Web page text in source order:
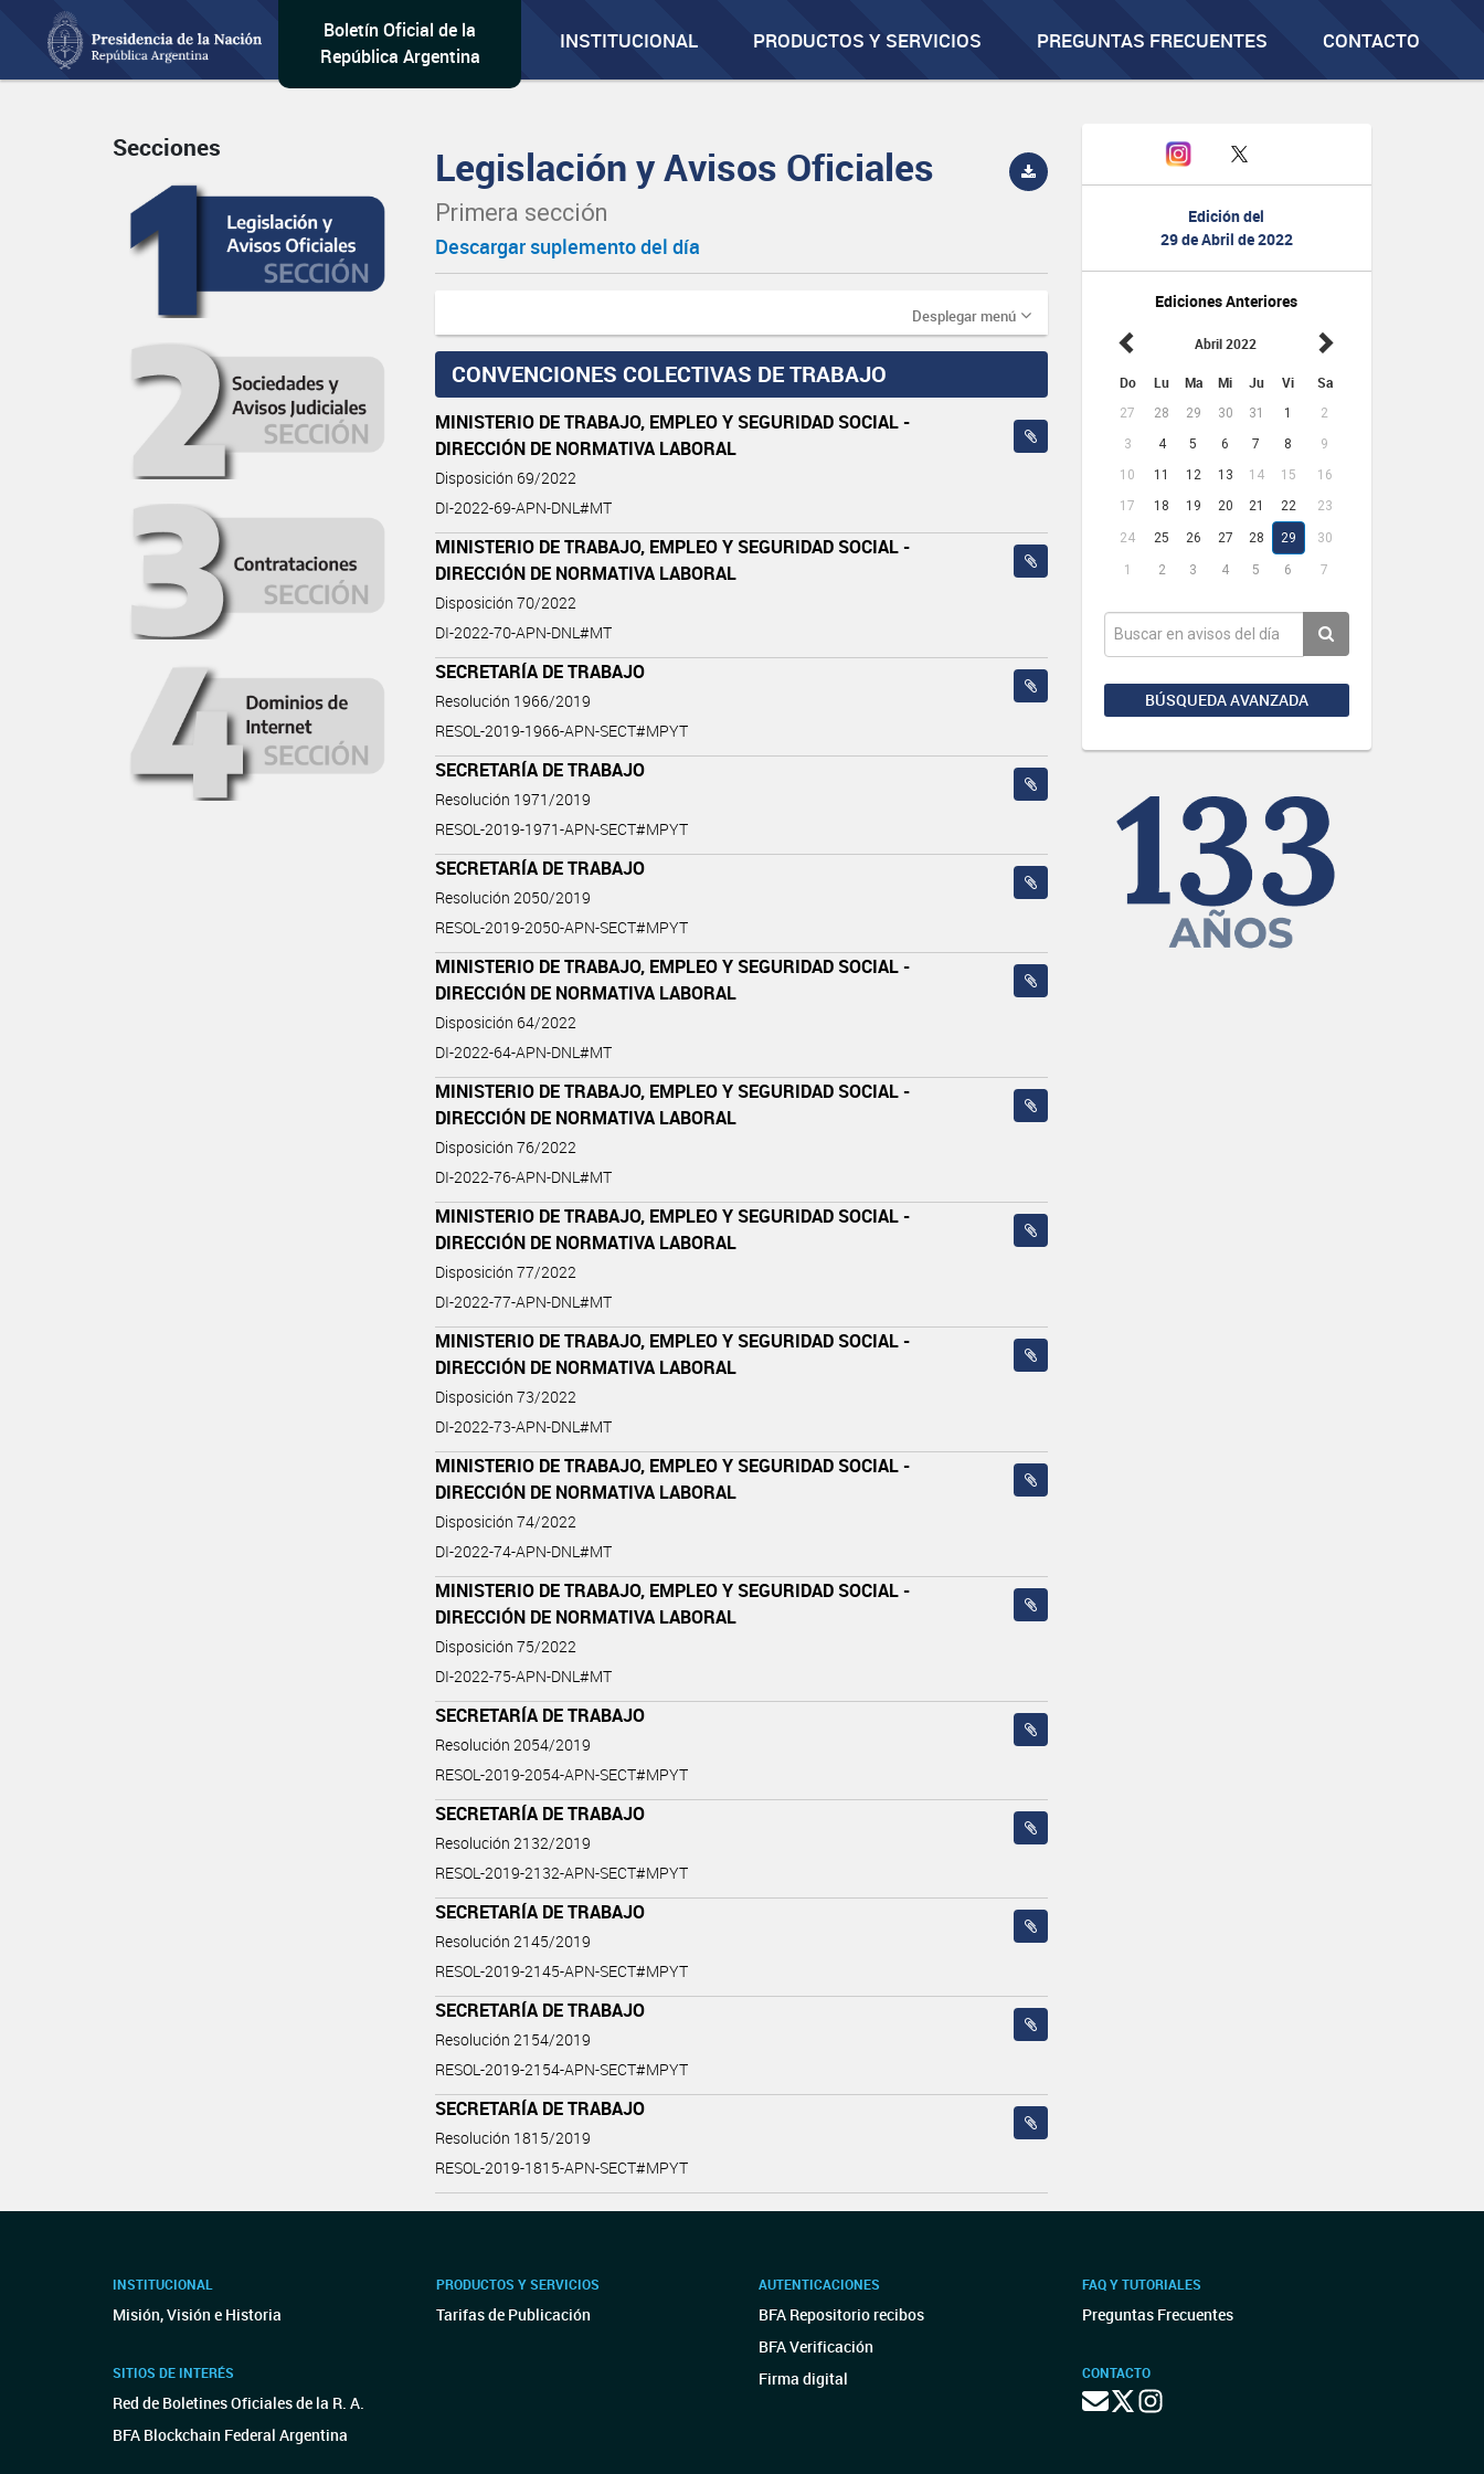
Boletín Oficial de la
República Argentina
INSTITUCIONAL PRODUCTOS Y SERVICIOS PREGUNTAS FRECUENTES CONTACTO
Edición del
29 de Abril de 2022
Ediciones Anteriores
Abril 2022
Do Lu Ma Mi Ju Vi Sa
27 28 29 30 31 1
2
3
4 5 6 7 8
9
10
11 12 13 14 15
16
17
18 19 20 21 22 23
24 25 26 27 28 29 30
1 2 3 4 5 6 7
BÚSQUEDA AVANZADA
Secciones Legislación y Avisos Oficiales
Primera sección
Descargar suplemento del día
Desplegar menú
CONVENCIONES COLECTIVAS DE TRABAJO
MINISTERIO DE TRABAJO, EMPLEO Y SEGURIDAD SOCIAL -
DIRECCIÓN DE NORMATIVA LABORAL
Disposición 69/2022
DI-2022-69-APN-DNL#MT
MINISTERIO DE TRABAJO, EMPLEO Y SEGURIDAD SOCIAL -
DIRECCIÓN DE NORMATIVA LABORAL
Disposición 70/2022
DI-2022-70-APN-DNL#MT
SECRETARÍA DE TRABAJO
Resolución 1966/2019
RESOL-2019-1966-APN-SECT#MPYT
SECRETARÍA DE TRABAJO
Resolución 1971/2019
RESOL-2019-1971-APN-SECT#MPYT
SECRETARÍA DE TRABAJO
Resolución 2050/2019
RESOL-2019-2050-APN-SECT#MPYT
MINISTERIO DE TRABAJO, EMPLEO Y SEGURIDAD SOCIAL -
DIRECCIÓN DE NORMATIVA LABORAL
Disposición 64/2022
DI-2022-64-APN-DNL#MT
MINISTERIO DE TRABAJO, EMPLEO Y SEGURIDAD SOCIAL -
DIRECCIÓN DE NORMATIVA LABORAL
Disposición 76/2022
DI-2022-76-APN-DNL#MT
MINISTERIO DE TRABAJO, EMPLEO Y SEGURIDAD SOCIAL -
DIRECCIÓN DE NORMATIVA LABORAL
Disposición 77/2022
DI-2022-77-APN-DNL#MT
MINISTERIO DE TRABAJO, EMPLEO Y SEGURIDAD SOCIAL -
DIRECCIÓN DE NORMATIVA LABORAL
Disposición 73/2022
DI-2022-73-APN-DNL#MT
MINISTERIO DE TRABAJO, EMPLEO Y SEGURIDAD SOCIAL -
DIRECCIÓN DE NORMATIVA LABORAL
Disposición 74/2022
DI-2022-74-APN-DNL#MT
MINISTERIO DE TRABAJO, EMPLEO Y SEGURIDAD SOCIAL -
DIRECCIÓN DE NORMATIVA LABORAL
Disposición 75/2022
DI-2022-75-APN-DNL#MT
SECRETARÍA DE TRABAJO
Resolución 2054/2019
RESOL-2019-2054-APN-SECT#MPYT
SECRETARÍA DE TRABAJO
Resolución 2132/2019
RESOL-2019-2132-APN-SECT#MPYT
SECRETARÍA DE TRABAJO
Resolución 2145/2019
RESOL-2019-2145-APN-SECT#MPYT
SECRETARÍA DE TRABAJO
Resolución 2154/2019
RESOL-2019-2154-APN-SECT#MPYT
SECRETARÍA DE TRABAJO
Resolución 1815/2019
RESOL-2019-1815-APN-SECT#MPYT
INSTITUCIONAL
Misión, Visión e Historia
SITIOS DE INTERÉS
Red de Boletines Oficiales de la R. A.
BFA Blockchain Federal Argentina
PRODUCTOS Y SERVICIOS
Tarifas de Publicación
AUTENTICACIONES
BFA Repositorio recibos
BFA Verificación
Firma digital
FAQ Y TUTORIALES
Preguntas Frecuentes
CONTACTO